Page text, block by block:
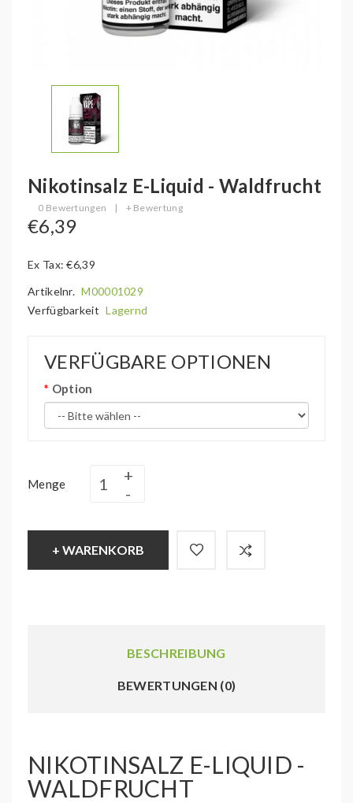
Nikotinsalz E-Liquid - Waldfrucht
0 Bewertungen | + Bewertung
€6,39
Ex Tax: €6,39
Artikelnr. M00001029
Verfügbarkeit Lagernd
VERFÜGBARE OPTIONEN
Option
Menge
+ WARENKORB
BESCHREIBUNG
BEWERTUNGEN (0)
NIKOTINSALZ E-LIQUID -
WALDFRUCHT